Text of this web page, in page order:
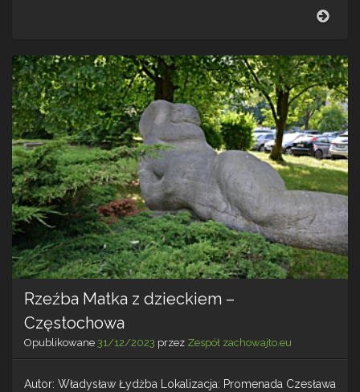
Rzeźba Matka z dzieckiem –
Częstochowa
Opublikowane 31/12/2023 przez Zespół zachowajto.eu
Autor: Władysław Łydżba Lokalizacja: Promenada Czesława